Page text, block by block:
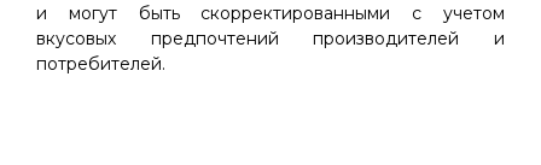
и могут быть скорректированными с учетом
вкусовых предпочтений производителей и
потребителей.